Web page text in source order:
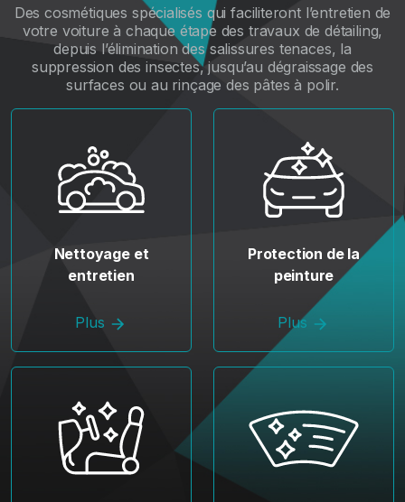
Des cosmétiques spécialisés qui faciliteront l’entretien de
votre voiture à chaque étape des travaux de détailing,
depuis l’élimination des salissures tenaces, la
suppression des insectes, jusqu’au dégraissage des
surfaces ou au rinçage des pâtes à polir.
Nettoyage et
entretien
Plus
Protection de la
peinture
Plus